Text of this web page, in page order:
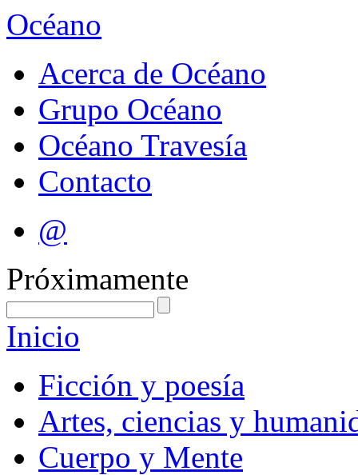
Océano
Acerca de Océano
Grupo Océano
Océano Travesía
Contacto
@
Próximamente
Inicio
Ficción y poesía
Artes, ciencias y
Cuerpo y Mente